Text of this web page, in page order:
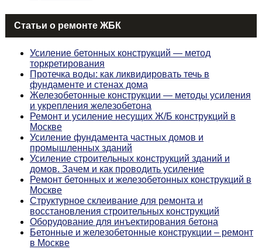
Статьи о ремонте ЖБК
Усиление бетонных конструкций — метод
торкретирования
Протечка воды: как ликвидировать течь в
фундаменте и стенах дома
Железобетонные конструкции — методы усиления
и укрепления железобетона
Ремонт и усиление несущих Ж/Б конструкций в
Москве
Усиление фундамента частных домов и
промышленных зданий
Усиление строительных конструкций зданий и
домов. Зачем и как проводить усиление
Ремонт бетонных и железобетонных конструкций в
Москве
Структурное склеивание для ремонта и
восстановления строительных конструкций
Оборудование для инъектирования бетона
Бетонные и железобетонные конструкции – ремонт
в Москве